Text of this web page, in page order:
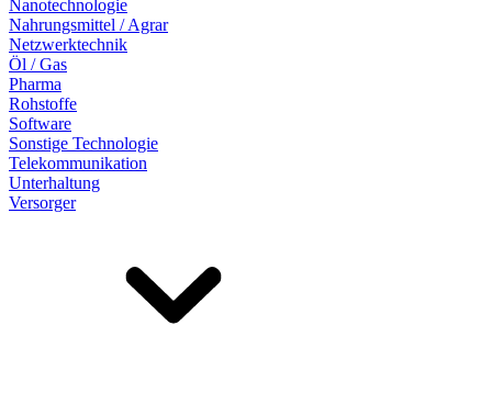
Nanotechnologie
Nahrungsmittel / Agrar
Netzwerktechnik
Öl / Gas
Pharma
Rohstoffe
Software
Sonstige Technologie
Telekommunikation
Unterhaltung
Versorger